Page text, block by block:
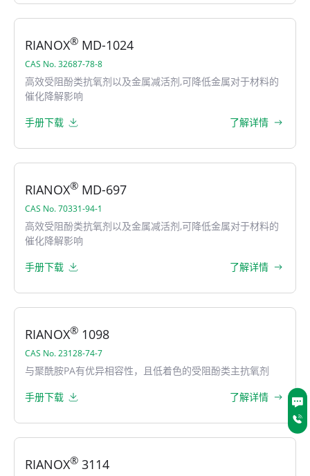
RIANOX® MD-1024
CAS No. 32687-78-8
高效受阻酚类抗氧剂以及金属减活剂,可降低金属对于材料的
催化降解影响
手册下载
了解详情
RIANOX® MD-697
CAS No. 70331-94-1
高效受阻酚类抗氧剂以及金属减活剂,可降低金属对于材料的
催化降解影响
手册下载
了解详情
RIANOX® 1098
CAS No. 23128-74-7
与聚酰胺PA有优异相容性，且低着色的受阻酚类主抗氧剂
手册下载
了解详情
RIANOX® 3114